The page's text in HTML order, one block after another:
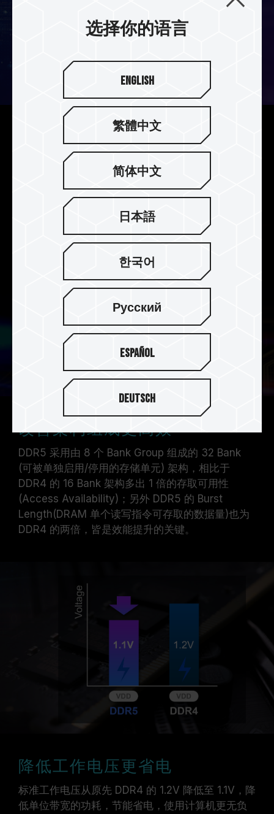
解放容量上限更多工
起步即从单支 8GB 开始，且依据 JEDEC 规范，可
发展至单支 128GB，解放你的内存容量上限，享受
同步多任务处理的流畅体验。
改善架构组成更高效
DDR5 采用由 8 个 Bank Group 组成的 32 Bank
(可被单独启用/停用的存储单元) 架构，相比于
DDR4 的 16 Bank 架构多出 1 倍的存取可用性
(Access Availability)；另外 DDR5 的 Burst
Length(DRAM 单个读写指令可存取的数据量)也为
DDR4 的两倍，皆是效能提升的关键。
降低工作电压更省电
标准工作电压从原先 DDR4 的 1.2V 降低至 1.1V，降
低单位带宽的功耗，节能省电，使用计算机更无负
选择你的语言
English
繁體中文
简体中文
日本語
한국어
Русский
Español
Deutsch